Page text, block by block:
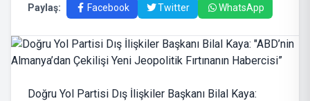
Paylaş: Facebook Twitter WhatsApp
Doğru Yol Partisi Dış İlişkiler Başkanı Bilal Kaya: